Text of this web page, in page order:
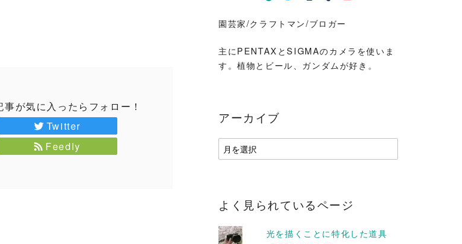
事が気に入ったらフォロー！
Twitter
Feedly
園芸家/クラフトマン/ブロガー
主にPENTAXとSIGMAのカメラを使いま
す。植物とビール、ガンダムが好き。
アーカイブ
ア
ー
ブ
よく見られているページ
光を描くことに特化した道具